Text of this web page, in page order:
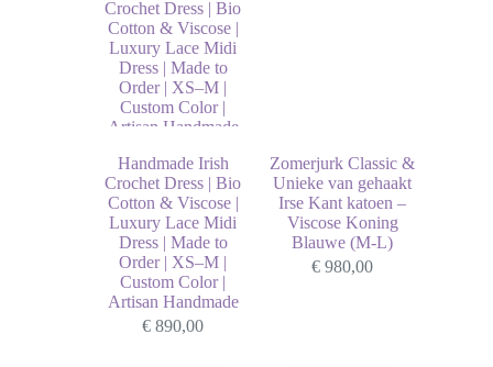
Handmade Irish
Crochet Dress | Bio
Cotton & Viscose |
Luxury Lace Midi
Dress | Made to
Order | XS–M |
Custom Color |
Artisan Handmade
€ 890,00
Zomerjurk Classic &
Unieke van gehaakt
Irse Kant katoen –
Viscose Koning
Blauwe (M-L)
€ 980,00